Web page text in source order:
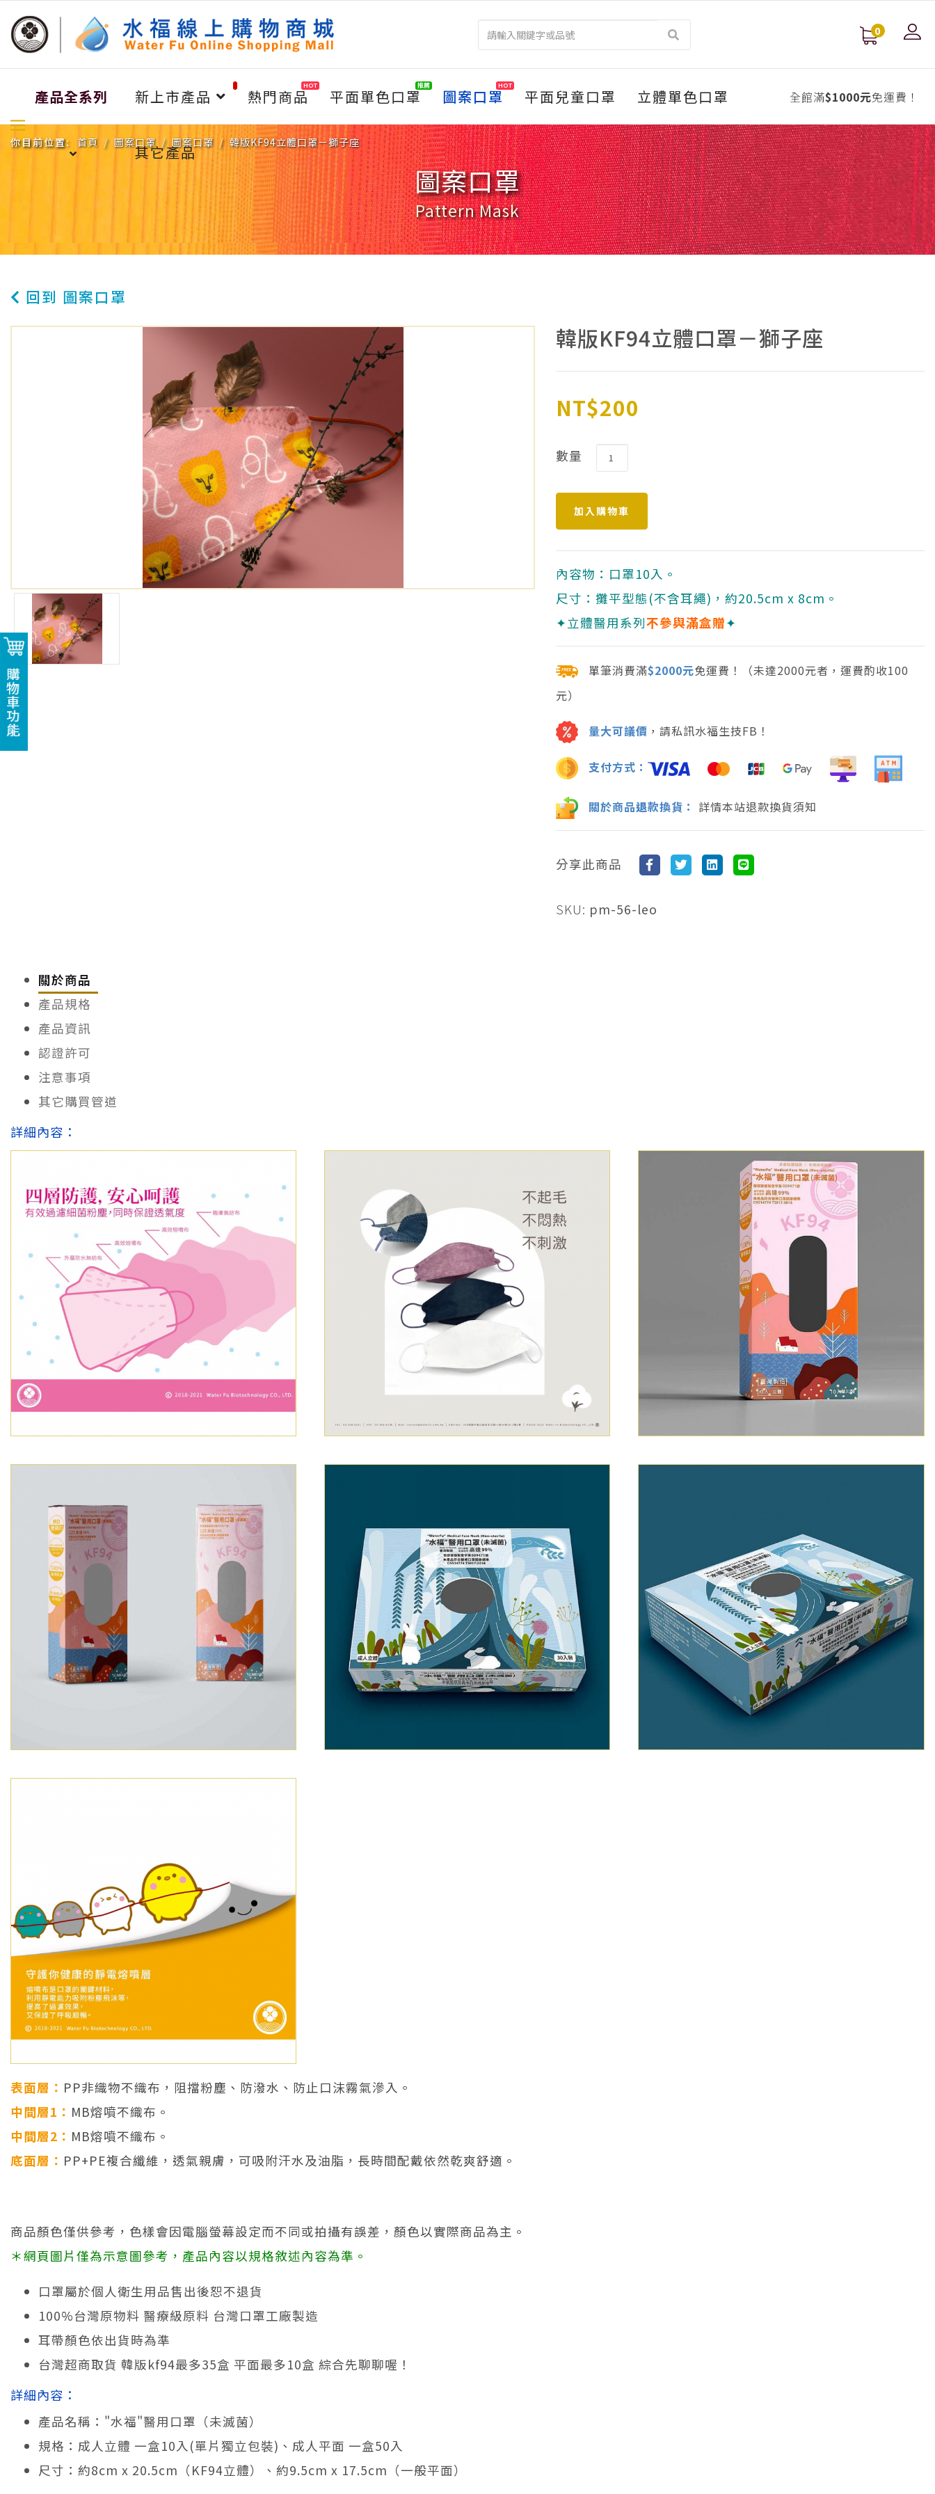
0
產品全系列 新上市產品 熱門商品
HOT
平面單色口罩
推薦
圖案口罩
HOT
平面兒童口罩 立體單色口罩
其它產品
全館滿$1000元免運費！
你目前位置: 首頁 圖案口罩 圖案口罩 韓版KF94立體口罩－獅子座
圖案口罩
Pattern Mask
回到 圖案口罩
韓版KF94立體口罩－獅子座
數量
NT$200
內容物：口罩10入。
尺寸：攤平型態(不含耳繩)，約20.5cm x 8cm。
✦立體醫用系列不參與滿盒贈✦
單筆消費滿$2000元免運費！（未達2000元者，運費酌收100
元）
量大可議價 ，請私訊水福生技FB！
支付方式：
關於商品退款換貨： 詳情本站退款換貨須知
分享此商品
SKU: pm-56-leo
關於商品
產品規格
產品資訊
認證許可
注意事項
其它購買管道
詳細內容：
表面層： PP非織物不織布，阻擋粉塵、防潑水、防止口沫霧氣滲入。
中間層1： MB熔噴不織布。
中間層2： MB熔噴不織布。
底面層： PP+PE複合纖維，透氣親膚，可吸附汗水及油脂，長時間配戴依然乾爽舒適。
商品顏色僅供參考，色樣會因電腦螢幕設定而不同或拍攝有誤差，顏色以實際商品為主。
＊網頁圖片僅為示意圖參考，產品內容以規格敘述內容為準。
口罩屬於個人衛生用品售出後恕不退貨
100%台灣原物料 醫療級原料 台灣口罩工廠製造
耳帶顏色依出貨時為準
台灣超商取貨 韓版kf94最多35盒 平面最多10盒 綜合先聊聊喔！
詳細內容：
產品名稱："水福"醫用口罩（未滅菌）
規格：成人立體 一盒10入(單片獨立包裝)、成人平面 一盒50入
尺寸：約8cm x 20.5cm（KF94立體）、約9.5cm x 17.5cm（一般平面）
購物車功能